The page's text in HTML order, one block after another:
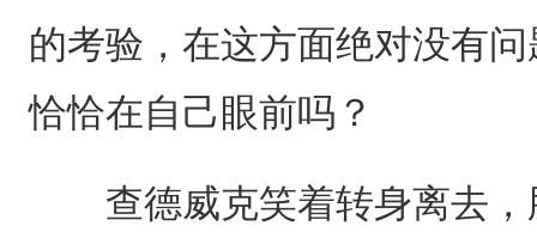
的考验，在这方面绝对没有
恰恰在自己眼前吗？
查德威克笑着转身离去，